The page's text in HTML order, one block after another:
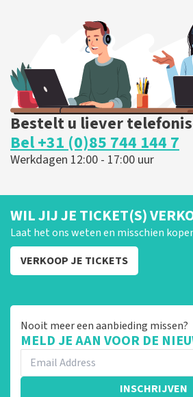
BESTEL NU
Bestelt u liever
Bel +31 (0)85 744 144 7
Werkdagen 12:00 - 17:00 uur
WIL JIJ JE TICKET(S)
Laat het ons weten en misschien
VERKOOP JE TICKETS
Nooit meer een aanbieding missen?
MELD JE AAN VOOR DE
INSCHRIJVEN